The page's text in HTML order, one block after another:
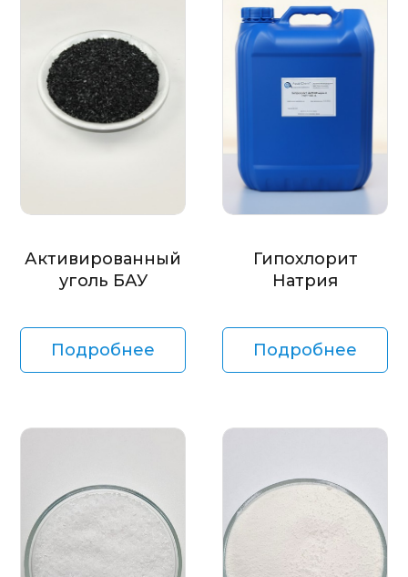
Активированный
уголь БАУ
Подробнее
Гипохлорит
Натрия
Подробнее